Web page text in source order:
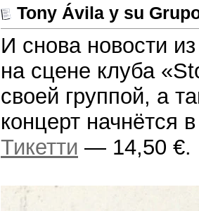
Tony Ávila y su
И снова новости
на сцене клуба
своей группой, а
концерт начнётся
Тикетти — 14,50 €.